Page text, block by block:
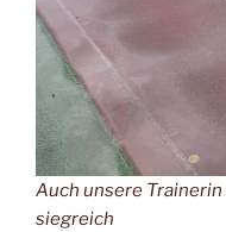
Auch unsere Trainerin
siegreich